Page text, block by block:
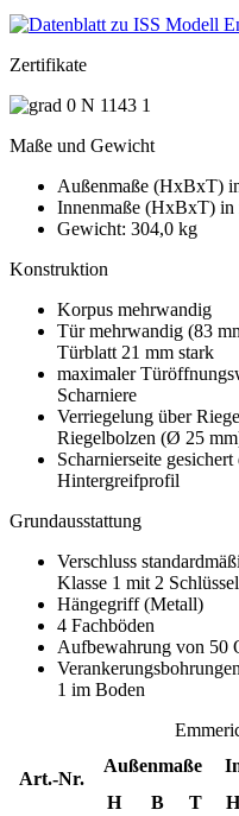
Zertifikate
Maße und Gewicht
Außenmaße (HxBxT)
Innenmaße (HxBxT) in
Gewicht: 304,0 kg
Konstruktion
Korpus mehrwandig
Tür mehrwandig (83
Türblatt 21 mm stark
maximaler
Scharniere
Verriegelung über
Riegelbolzen (Ø 25
Scharnierseite
Hintergreifprofil
Grundausstattung
Verschluss
Klasse 1 mit 2
Hängegriff (Metall)
4 Fachböden
Aufbewahrung von 50
1 im Boden
Art.-Nr.
Außenmaße
H
B T H